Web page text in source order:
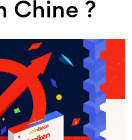
Chine ?